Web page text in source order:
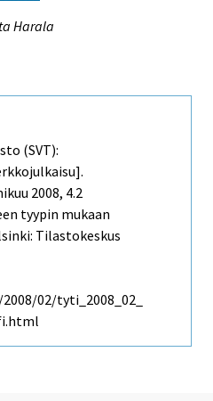
Harala
(SVT):
2008, 4.2
tyypin mukaan
Tilastokeskus
02/tyti_2008_02_